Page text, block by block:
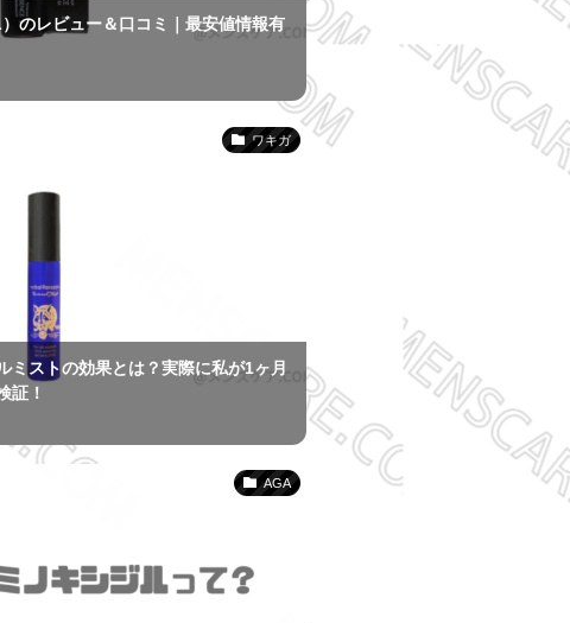
のレビュー＆口コミ｜最安値情報有
ワキガ
ミストの効果とは？実際に私が1ヶ月
証！
AGA